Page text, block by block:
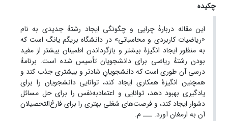
چکیده
این مقاله دربارۀ چرایی و چگونگی ایجاد رشتهٔ جدیدی به نام
«ریاضیات کاربردی و محاسباتی» در دانشگاه بریگم یانگ است که
به منظور ایجاد انگیزهٔ بیشتر و بازگرداندن اطمینان بیشتر از مفید
بودن رشتهٔ ریاضی برای دانشجویان تأسیس شده است. برنامهٔ
درسی آن طوری است که دانشجویانِ شادتر و بیشتری جذب ‌کند و
همچنین انگیزۀ همکاری ایجاد ‌کند، توانایی دانشجویان را برای
یادگیری بهبود ‌دهد، توانایی و اعتمادبه‌نفس را برای حل مسائل
دشوار ایجاد ‌کند، و فرصت‌های شغلی بهتری را برای فارغ‌التحصیلان
آن به ارمغان ‌آورد.‎ ـــ م.